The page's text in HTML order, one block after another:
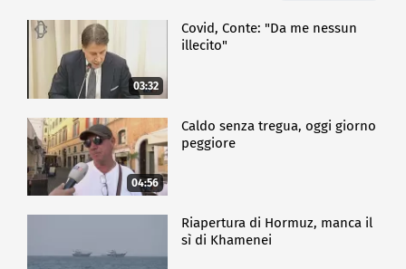
03:32
Covid, Conte: "Da me nessun
illecito"
04:56
Caldo senza tregua, oggi giorno
peggiore
Riapertura di Hormuz, manca il
sì di Khamenei